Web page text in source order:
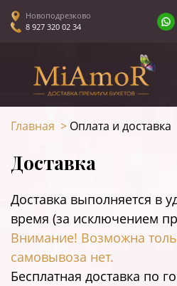
Новоподрезково
8 927 320 02 34
Главная > Оплата и доставка
Доставка
Доставка выполняется в
время (за исключением
Внимание! Возможна
самовывоза нет.
Бесплатная доставка по